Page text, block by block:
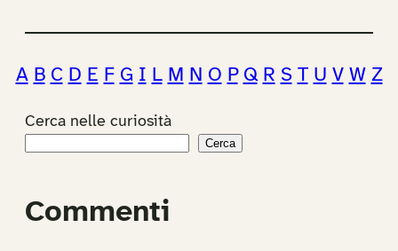
A B C D E F G I L M N O P Q R S T U V W Z
Cerca nelle curiosità
Cerca
Commenti